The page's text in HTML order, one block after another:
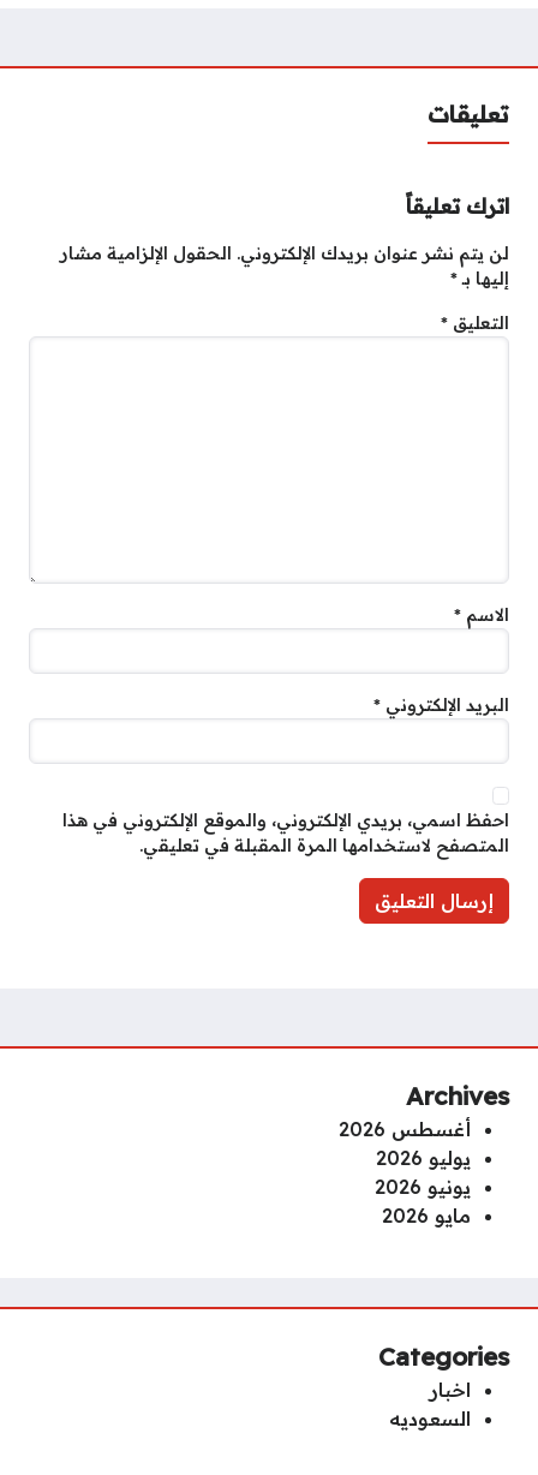
تعليقات
اترك تعليقاً
لن يتم نشر عنوان بريدك الإلكتروني. الحقول الإلزامية مشار
إليها بـ*
التعليق *
الاسم *
البريد الإلكتروني *
احفظ اسمي، بريدي الإلكتروني، والموقع الإلكتروني في هذا
المتصفح لاستخدامها المرة المقبلة في تعليقي.
Archives
أغسطس 2026
يوليو 2026
يونيو 2026
مايو 2026
Categories
اخبار
السعوديه